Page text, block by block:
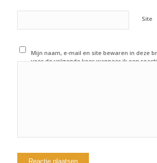
Site
Mijn naam, e-mail en site bewaren in deze
voor de volgende keer wanneer ik een